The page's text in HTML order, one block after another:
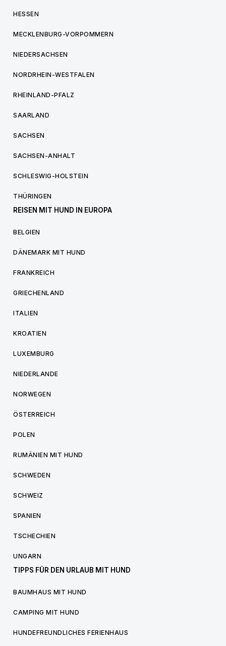
HESSEN
MECKLENBURG-VORPOMMERN
NIEDERSACHSEN
NORDRHEIN-WESTFALEN
RHEINLAND-PFALZ
SAARLAND
SACHSEN
SACHSEN-ANHALT
SCHLESWIG-HOLSTEIN
THÜRINGEN
REISEN MIT HUND IN EUROPA
BELGIEN
DÄNEMARK MIT HUND
FRANKREICH
GRIECHENLAND
ITALIEN
KROATIEN
LUXEMBURG
NIEDERLANDE
NORWEGEN
ÖSTERREICH
POLEN
RUMÄNIEN MIT HUND
SCHWEDEN
SCHWEIZ
SPANIEN
TSCHECHIEN
UNGARN
TIPPS FÜR DEN URLAUB MIT HUND
BAUMHAUS MIT HUND
CAMPING MIT HUND
HUNDEFREUNDLICHES FERIENHAUS